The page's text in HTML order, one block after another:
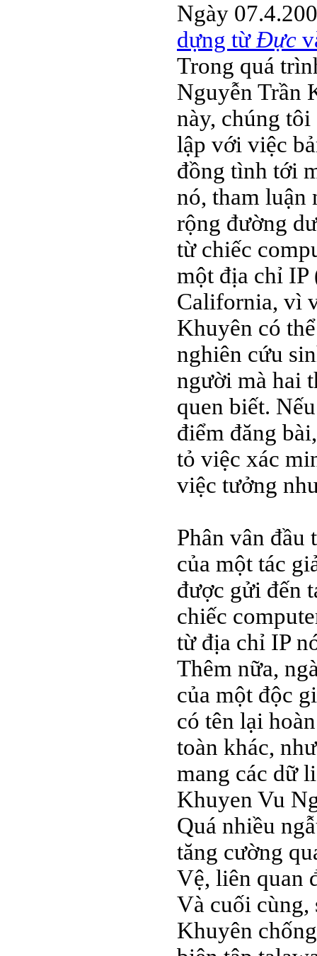
Ngày
dựng từ Đực
Trong quá
Nguyễn Trần
này, chúng
lập với việc
đồng tình tới
nó, tham luận
rộng đường
từ chiếc
một địa chỉ IP
California, vì
Khuyên có
nghiên cứu
người mà hai
quen biết.
điểm đăng
tỏ việc xác
việc tưởng
Phân vân
của một tác
được gửi đến
chiếc
từ địa chỉ IP
Thêm nữa,
của một độc
có tên lại
toàn khác,
mang các dữ
Khuyen Vu
Quá nhiều
tăng cường
Vệ, liên quan
Và cuối cùng,
Khuyên